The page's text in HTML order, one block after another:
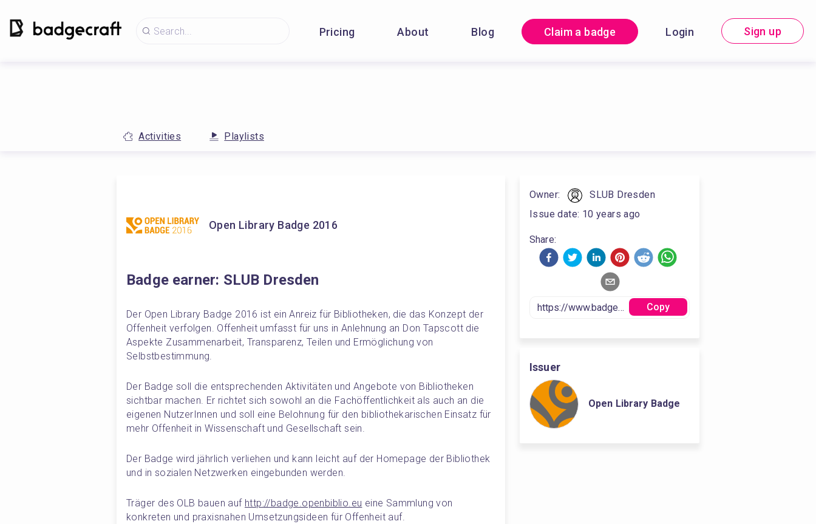
Pricing About Blog Claim a badge Login Sign up
Activities Playlists
Open Library Badge 2016
Badge earner: SLUB Dresden
Der Open Library Badge 2016 ist ein Anreiz für Bibliotheken, die das Konzept der
Offenheit verfolgen. Offenheit umfasst für uns in Anlehnung an Don Tapscott die
Aspekte Zusammenarbeit, Transparenz, Teilen und Ermöglichung von
Selbstbestimmung.
Der Badge soll die entsprechenden Aktivitäten und Angebote von Bibliotheken
sichtbar machen. Er richtet sich sowohl an die Fachöffentlichkeit als auch an die
eigenen NutzerInnen und soll eine Belohnung für den bibliothekarischen Einsatz für
mehr Offenheit in Wissenschaft und Gesellschaft sein.
Der Badge wird jährlich verliehen und kann leicht auf der Homepage der Bibliothek
und in sozialen Netzwerken eingebunden werden.
Träger des OLB bauen auf http://badge.openbiblio.eu eine Sammlung von
konkreten und praxisnahen Umsetzungsideen für Offenheit auf.
Owner:
SLUB Dresden
Issue date: 10 years ago
Share:
Copy
Issuer
Open Library Badge